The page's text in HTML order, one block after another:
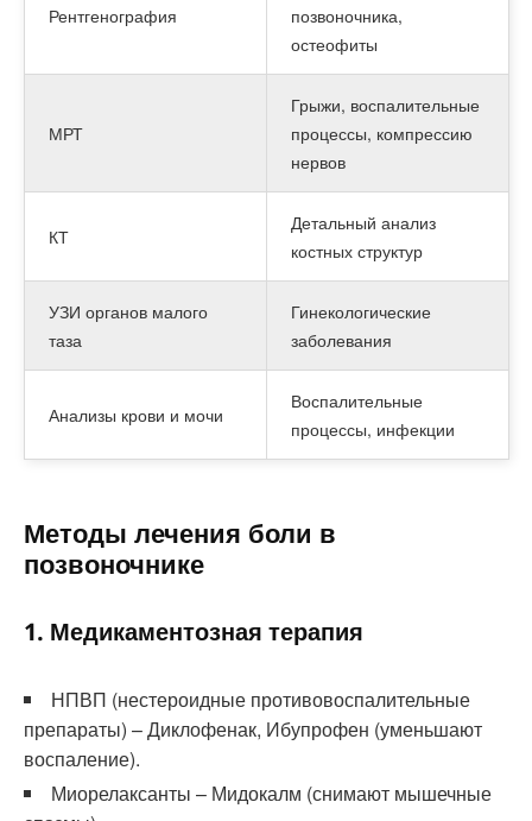
Рентгенография
позвоночника,
остеофиты
МРТ
Грыжи, воспалительные
процессы, компрессию
нервов
КТ
Детальный анализ
костных структур
УЗИ органов малого
таза
Гинекологические
заболевания
Анализы крови и мочи
Воспалительные
процессы, инфекции
Методы лечения боли в
позвоночнике
1. Медикаментозная терапия
НПВП (нестероидные противовоспалительные
препараты) – Диклофенак, Ибупрофен (уменьшают
воспаление).
Миорелаксанты – Мидокалм (снимают мышечные